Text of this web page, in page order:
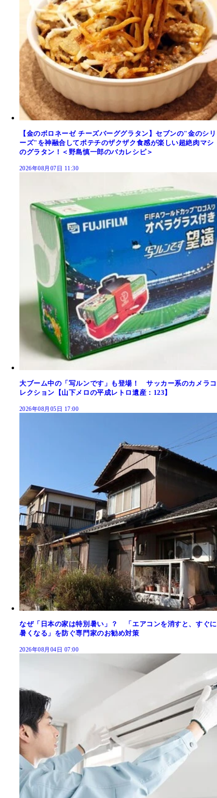
【金のボロネーゼ チーズバーググラタン】セブンの"金のシリ
ーズ"を神融合してポテチのザクザク食感が楽しい超絶肉マシ
のグラタン！＜野島慎一郎のバカレシピ＞
2026年08月07日 11:30
大ブーム中の「写ルンです」も登場！ サッカー系のカメラコ
レクション【山下メロの平成レトロ遺産：123】
2026年08月05日 17:00
なぜ「日本の家は特別暑い」？ 「エアコンを消すと、すぐに
暑くなる」を防ぐ専門家のお勧め対策
2026年08月04日 07:00